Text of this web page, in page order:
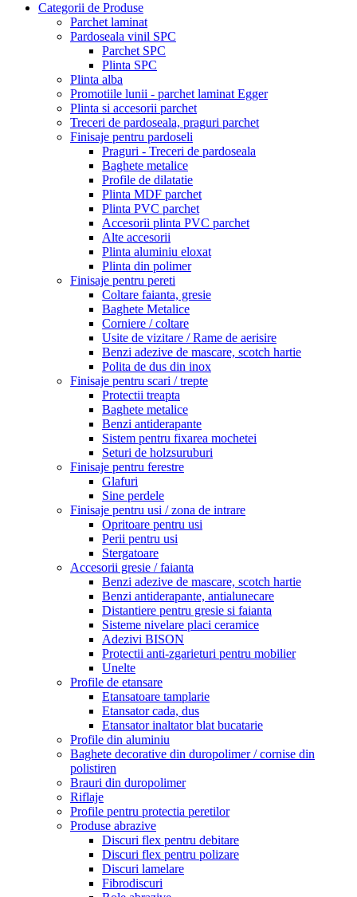
Categorii de Produse
Parchet laminat
Pardoseala vinil SPC
Parchet SPC
Plinta SPC
Plinta alba
Promotiile lunii - parchet laminat Egger
Plinta si accesorii parchet
Treceri de pardoseala, praguri parchet
Finisaje pentru pardoseli
Praguri - Treceri de pardoseala
Baghete metalice
Profile de dilatatie
Plinta MDF parchet
Plinta PVC parchet
Accesorii plinta PVC parchet
Alte accesorii
Plinta aluminiu eloxat
Plinta din polimer
Finisaje pentru pereti
Coltare faianta, gresie
Baghete Metalice
Corniere / coltare
Usite de vizitare / Rame de aerisire
Benzi adezive de mascare, scotch hartie
Polita de dus din inox
Finisaje pentru scari / trepte
Protectii treapta
Baghete metalice
Benzi antiderapante
Sistem pentru fixarea mochetei
Seturi de holzsuruburi
Finisaje pentru ferestre
Glafuri
Sine perdele
Finisaje pentru usi / zona de intrare
Opritoare pentru usi
Perii pentru usi
Stergatoare
Accesorii gresie / faianta
Benzi adezive de mascare, scotch hartie
Benzi antiderapante, antialunecare
Distantiere pentru gresie si faianta
Sisteme nivelare placi ceramice
Adezivi BISON
Protectii anti-zgarieturi pentru mobilier
Unelte
Profile de etansare
Etansatoare tamplarie
Etansator cada, dus
Etansator inaltator blat bucatarie
Profile din aluminiu
Baghete decorative din duropolimer / cornise din
polistiren
Brauri din duropolimer
Riflaje
Profile pentru protectia peretilor
Produse abrazive
Discuri flex pentru debitare
Discuri flex pentru polizare
Discuri lamelare
Fibrodiscuri